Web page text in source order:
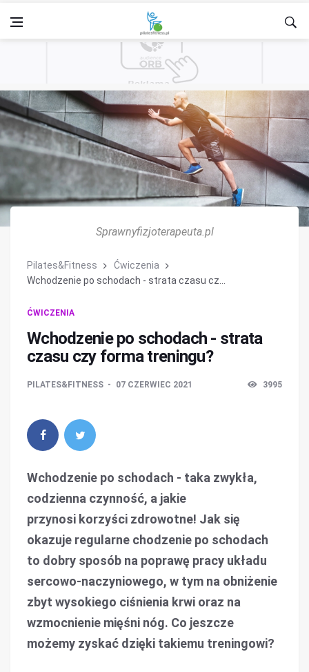
Sprawnyfizjoterapeuta.pl
Pilates&Fitness
Ćwiczenia
Wchodzenie po schodach - strata czasu cz...
ĆWICZENIA
Wchodzenie po schodach - strata
czasu czy forma treningu?
PILATES&FITNESS 07 CZERWIEC 2021 3995
Wchodzenie po schodach - taka zwykła,
codzienna czynność, a jakie
przynosi korzyści zdrowotne! Jak się
okazuje regularne chodzenie po schodach
to dobry sposób na poprawę pracy układu
sercowo-naczyniowego, w tym na obniżenie
zbyt wysokiego ciśnienia krwi oraz na
wzmocnienie mięśni nóg. Co jeszcze
możemy zyskać dzięki takiemu treningowi?